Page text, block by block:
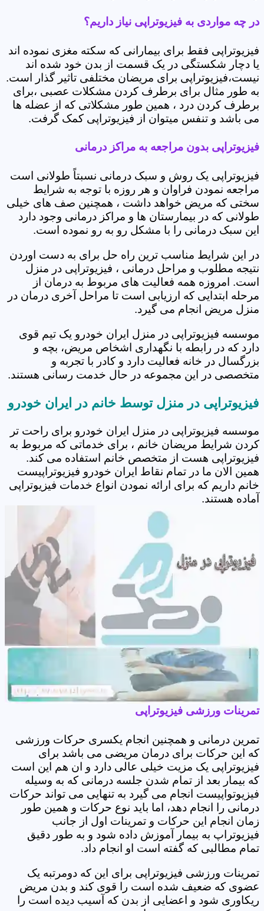
در چه مواردی به فیزیوتراپی نیاز داریم؟
فیزیوتراپی فقط برای بیمارانی که سکته مغزی نموده اند
یا دچار شکستگی در یک قسمت از بدن خود شده اند
نیست،فیزیوتراپی برای مریضان مختلفی تاثیر گذار است.
به طور مثال برای برطرف کردن مشکلات عصبی ،برای
برطرف کردن درد ، همین طور مشکلاتی که از عضله ها
می باشد و تنفس میتوان از فیزیوتراپی کمک گرفت.
فیزیوتراپی بدون مراجعه به مراکز درمانی
فیزیوتراپی یک روش و سبک درمانی نسبتاً طولانی است
مراجعه نمودن فراوان و هر روزه با توجه به شرایط
سختی که مریض خواهد داشت ، همچنین صف های خیلی
طولانی که در بیمارستان ها و مراکز درمانی وجود دارد
این سبک درمانی را با مشکل رو به رو نموده است.
در این شرایط مناسب ترین راه حل برای به دست اوردن
نتیجه مطلوب و مراحل درمانی ، فیزیوتراپی در منزل
است. امروزه همه فعالیت های مربوط به درمان از
مرحله ابتدایی که ارزیابی است تا مراحل آخری درمان در
منزل مریض انجام می گیرد.
موسسه فیزیوتراپی در منزل ایران خودرو یک تیم قوی
دارد که در رابطه با نگهداری اشخاص مریض، بچه و
بزرگسال در خانه فعالیت دارد و کادر با تجربه و
متخصصی در این مجموعه در حال خدمت رسانی هستند.
فیزیوتراپی در منزل توسط خانم در ایران خودرو
موسسه فیزیوتراپی در منزل ایران خودرو برای راحت تر
کردن شرایط مریضان خانم ، برای خدماتی که مربوط به
فیزیوتراپی هست از متخصص خانم استفاده می کند.
همین الان ما در تمام نقاط ایران خودرو فیزیوتراپیست
خانم داریم که برای ارائه نمودن انواع خدمات فیزیوتراپی
آماده هستند.
تمرینات ورزشی فیزیوتراپی
تمرین درمانی و همچنین انجام یکسری حرکات ورزشی
که این حرکات برای درمان مریضی می باشد برای
فیزیوتراپی یک مزیت خیلی عالی دارد و ان هم این است
که بیمار بعد از تمام شدن جلسه درمانی که به وسیله
فیزیوتواپیست انجام می گیرد به تنهایی می تواند حرکات
درمانی را انجام دهد، اما باید نوع حرکات و همین طور
زمان انجام این حرکات و تمرینات اول از جانب
فیزیوتراپ به بیمار آموزش داده شود و به طور دقیق
تمام مطالبی که گفته است او انجام داد.
تمرینات ورزشی فیزیوتراپی برای این که دومرتبه یک
عضوی که ضعیف شده است را قوی کند و بدن مریض
ریکاوری شود و اعضایی از بدن که آسیب دیده است را